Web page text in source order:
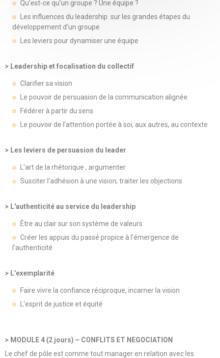
Qu’est-ce qu’un groupe ? Une équipe ?
Les influences du leadership sur les grandes étapes du
développement d’un groupe
Les leviers pour dynamiser une équipe
> Leadership et focalisation du collectif
Clarifier sa vision
Le pouvoir de persuasion de la communication alignée
Fédérer à partir du sens
Le pouvoir de l’attention portée à soi, aux autres, au contexte
> Les leviers de persuasion du leader
L’art de la rhétorique , argumenter
Susciter l’adhésion à une vision, traiter les objections
> L'authenticité au service du leadership
Être au clair sur son système de valeurs
Créer les appuis du passé propice à l’émergence de
l’authenticité
> L’exemplarité
Faire vivre la confiance réciproque, incarner la vision
L'esprit de justice et équité
> MODULE 4 (2 jours) – CONFLITS ET NEGOCIATION
Le chef de pôle est comme tout manager en relation avec les